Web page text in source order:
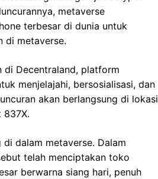
metaverse
terbesar di dunia untuk
di metaverse.
di Decentraland, platform
menjelajahi, bersosialisasi, dan
akan berlangsung di lokasi
837X.
dalam metaverse. Dalam
telah menciptakan toko
berwarna siang hari, penuh